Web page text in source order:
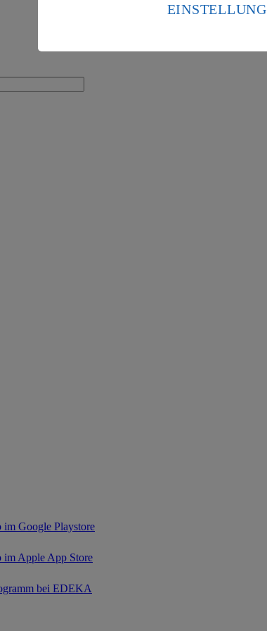
Google Playstore
Apple App Store
bei EDEKA
Risiko eines Zugriffs durch US-amerikanische